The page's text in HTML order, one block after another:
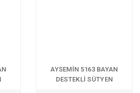
AYSEMİN 5163 BAYAN
DESTEKLİ SÜTYEN